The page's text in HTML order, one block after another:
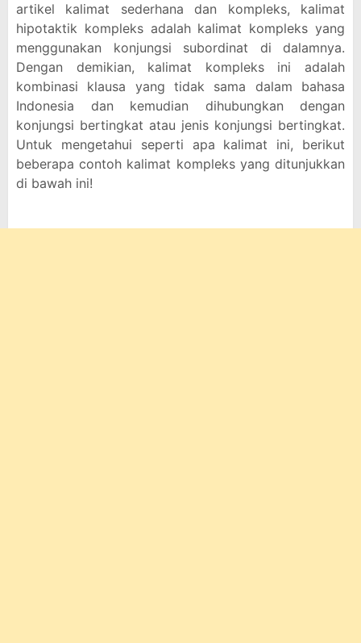
artikel kalimat sederhana dan kompleks, kalimat
hipotaktik kompleks adalah kalimat kompleks yang
menggunakan konjungsi subordinat di dalamnya.
Dengan demikian, kalimat kompleks ini adalah
kombinasi klausa yang tidak sama dalam bahasa
Indonesia dan kemudian dihubungkan dengan
konjungsi bertingkat atau jenis konjungsi bertingkat.
Untuk mengetahui seperti apa kalimat ini, berikut
beberapa contoh kalimat kompleks yang ditunjukkan
di bawah ini!